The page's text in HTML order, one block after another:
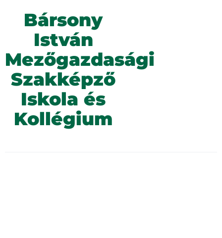
Bársony
István
Mezőgazdasági
Szakképző
Iskola és
Kollégium